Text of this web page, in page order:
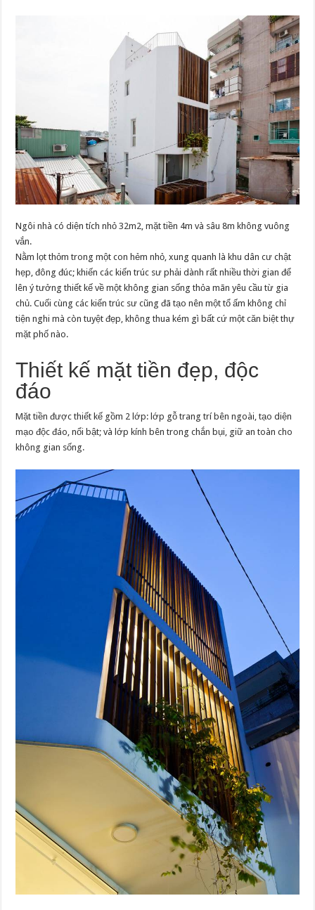
Ngôi nhà có diện tích nhỏ 32m2, mặt tiền 4m và sâu 8m không vuông
vắn.
Nằm lọt thỏm trong một con hẻm nhỏ, xung quanh là khu dân cư chật
hẹp, đông đúc; khiến các kiến trúc sư phải dành rất nhiều thời gian để
lên ý tưởng thiết kế về một không gian sống thỏa mãn yêu cầu từ gia
chủ. Cuối cùng các kiến trúc sư cũng đã tạo nên một tổ ấm không chỉ
tiện nghi mà còn tuyệt đẹp, không thua kém gì bất cứ một căn biệt thự
mặt phố nào.
Thiết kế mặt tiền đẹp, độc
đáo
Mặt tiền được thiết kế gồm 2 lớp: lớp gỗ trang trí bên ngoài, tạo diện
mạo độc đáo, nổi bật; và lớp kính bên trong chắn bụi, giữ an toàn cho
không gian sống.